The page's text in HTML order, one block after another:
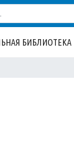
БИБЛИОТЕКА